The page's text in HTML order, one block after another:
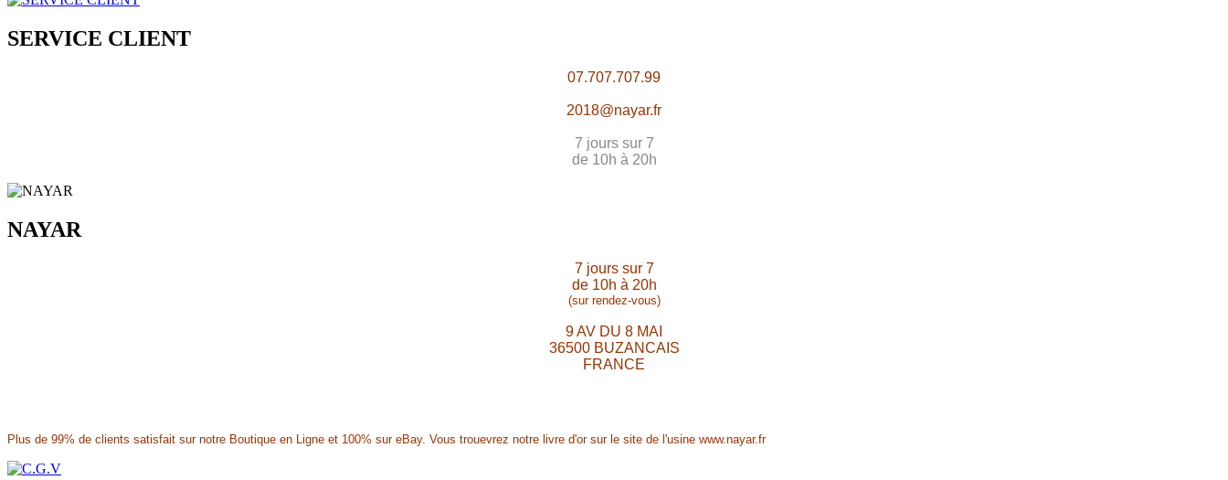
SERVICE CLIENT
07.707.707.99
2018@nayar.fr
7 jours sur 7
de 10h à 20h
NAYAR
7 jours sur 7
de 10h à 20h
(sur rendez-vous)
9 AV DU 8 MAI
36500 BUZANCAIS
FRANCE
Plus de 99% de clients satisfait sur notre Boutique en Ligne et 100% sur eBay. Vous trouevrez notre livre d'or sur le site de l'usine www.nayar.fr